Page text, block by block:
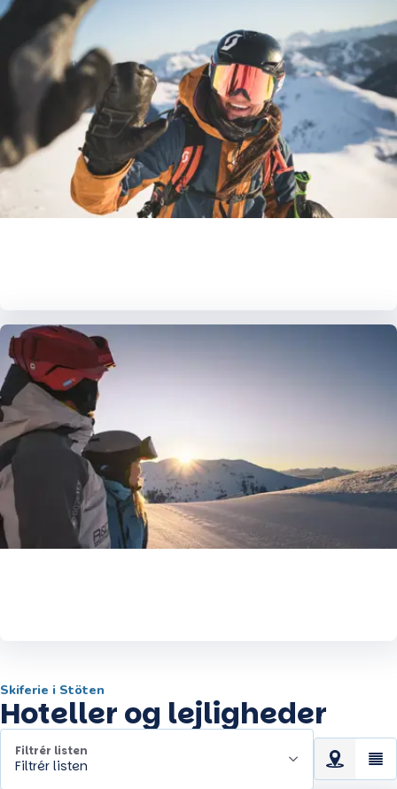
Skiferie i Stöten
Hoteller og lejligheder
Filtrér listen
Filtrér listen